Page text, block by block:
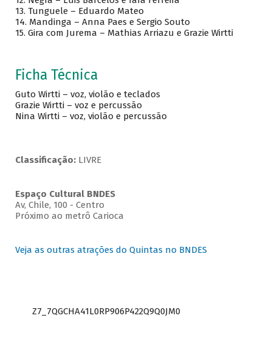
13. Tunguele – Eduardo Mateo
14. Mandinga – Anna Paes e Sergio Souto
15. Gira com Jurema – Mathias Arriazu e Grazie Wirtti
Ficha Técnica
Guto Wirtti – voz, violão e teclados
Grazie Wirtti – voz e percussão
Nina Wirtti – voz, violão e percussão
Classificação: LIVRE
Espaço Cultural BNDES
Av, Chile, 100 - Centro
Próximo ao metrô Carioca
Veja as outras atrações do Quintas no BNDES
Z7_7QGCHA41L0RP906P422Q9Q0JM0